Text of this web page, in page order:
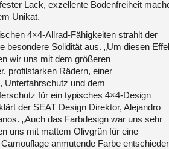
Lack, exzellente Bodenfreiheit
Unikat.
4×4-Allrad-Fähigkeiten strahlt der
besondere Solidität aus. „Um diesen
wir uns mit dem größeren
profilstarken Rädern, einer
Unterfahrschutz und dem
für ein typisches 4×4-Design
der SEAT Design Direktor, Alejandro
„Auch das Farbdesign war uns sehr
uns mit mattem Olivgrün für eine
anmutende Farbe